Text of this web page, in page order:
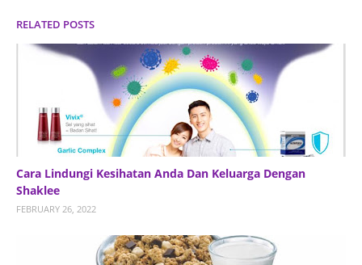
RELATED POSTS
Cara Lindungi Kesihatan Anda Dan Keluarga Dengan
Shaklee
FEBRUARY 26, 2022